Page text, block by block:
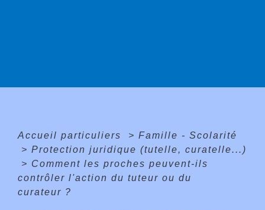
Accueil particuliers > Famille - Scolarité
> Protection juridique (tutelle, curatelle...)
> Comment les proches peuvent-ils
contrôler l'action du tuteur ou du
curateur ?